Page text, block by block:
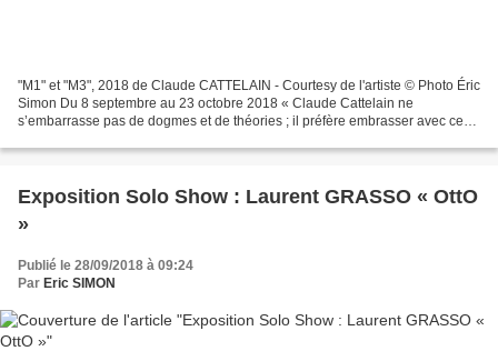
"M1" et "M3", 2018 de Claude CATTELAIN - Courtesy de l'artiste © Photo Éric
Simon Du 8 septembre au 23 octobre 2018 « Claude Cattelain ne
s’embarrasse pas de dogmes et de théories ; il préfère embrasser avec ce
Exposition Solo Show : Laurent GRASSO « OttO
»
Publié le 28/09/2018 à 09:24
Par Eric SIMON